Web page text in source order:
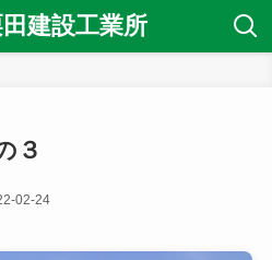
田建設工業所
３
02-24